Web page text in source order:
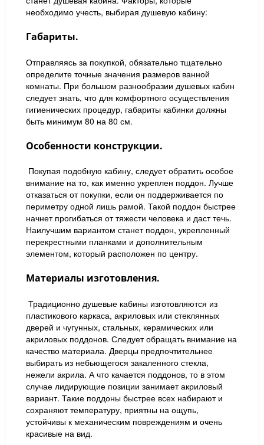
необходимо учесть, выбирая душевую кабину:
Габариты.
Отправляясь за покупкой, обязательно тщательно
определите точные значения размеров ванной
комнаты. При большом разнообразии душевых кабин
следует знать, что для комфортного осуществления
гигиенических процедур, габариты кабинки должны
быть минимум 80 на 80 см.
Особенности конструкции.
Покупая подобную кабину, следует обратить особое
внимание на то, как именно укреплен поддон. Лучше
отказаться от покупки, если он поддерживается по
периметру одной лишь рамой. Такой поддон быстрее
начнет прогибаться от тяжести человека и даст течь.
Наилучшим вариантом станет поддон, укрепленный
перекрестными планками и дополнительным
элементом, который расположен по центру.
Материалы изготовления.
Традиционно душевые кабины изготовляются из
пластикового каркаса, акриловых или стеклянных
дверей и чугунных, стальных, керамических или
акриловых поддонов. Следует обращать внимание на
качество материала. Дверцы предпочтительнее
выбирать из небьющегося закаленного стекла,
нежели акрила. А что качается поддонов, то в этом
случае лидирующие позиции занимает акриловый
вариант. Такие поддоны быстрее всех набирают и
сохраняют температуру, приятны на ощупь,
устойчивы к механическим повреждениям и очень
красивые на вид.